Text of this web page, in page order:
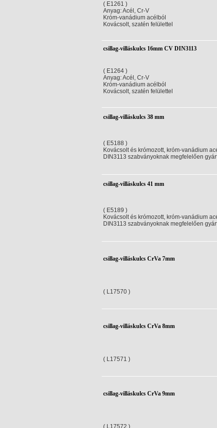
( E1261 )
Anyag: Acél, Cr-V
Króm-vanádium acélból
Kovácsolt, szatén felülettel
csillag-villáskulcs 16mm CV DIN3113
( E1264 )
Anyag: Acél, Cr-V
Króm-vanádium acélból
Kovácsolt, szatén felülettel
csillag-villáskulcs 38 mm
( E5188 )
Kovácsolt és krómozott, króm-vanádium
DIN3113 szabványoknak megfelelően
csillag-villáskulcs 41 mm
( E5189 )
Kovácsolt és krómozott, króm-vanádium
DIN3113 szabványoknak megfelelően
csillag-villáskulcs CrVa 7mm
( L17570 )
csillag-villáskulcs CrVa 8mm
( L17571 )
csillag-villáskulcs CrVa 9mm
( L17572 )